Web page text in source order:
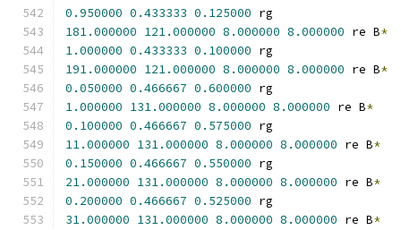
0.950000 0.433333 0.125000 rg
181.000000 121.000000 8.000000 8.000000 re B*
1.000000 0.433333 0.100000 rg
191.000000 121.000000 8.000000 8.000000 re B*
0.050000 0.466667 0.600000 rg
1.000000 131.000000 8.000000 8.000000 re B*
0.100000 0.466667 0.575000 rg
11.000000 131.000000 8.000000 8.000000 re B*
0.150000 0.466667 0.550000 rg
21.000000 131.000000 8.000000 8.000000 re B*
0.200000 0.466667 0.525000 rg
31.000000 131.000000 8.000000 8.000000 re B*